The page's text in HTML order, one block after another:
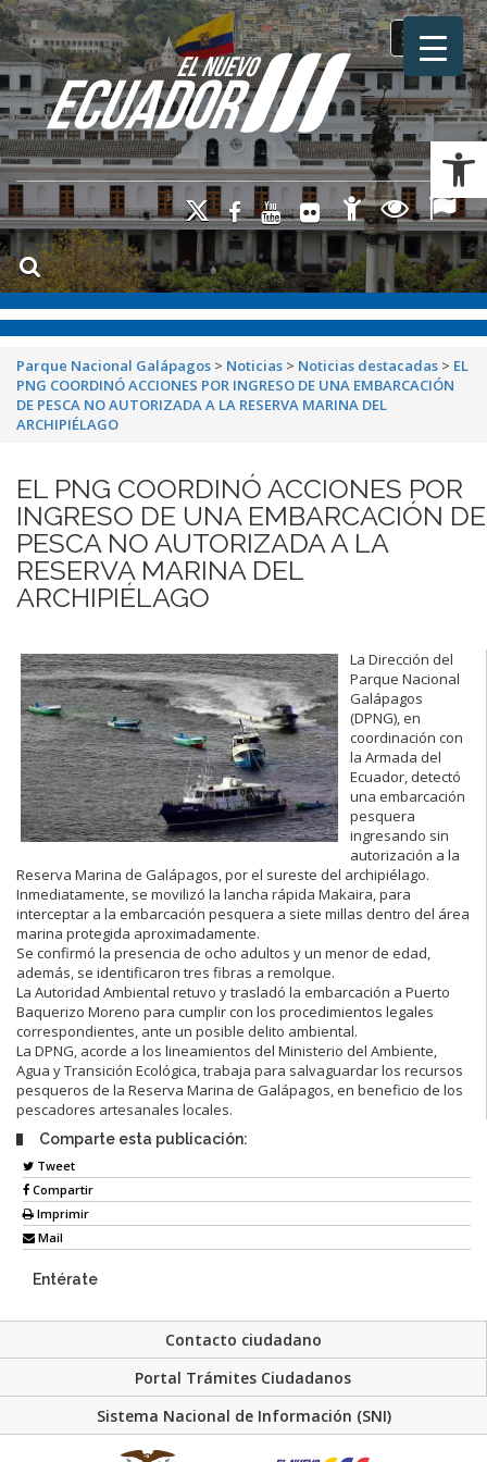
Toggle
Parque Nacional Galápagos > Noticias > Noticias destacadas > EL
PNG COORDINÓ ACCIONES POR INGRESO DE UNA EMBARCACIÓN
DE PESCA NO AUTORIZADA A LA RESERVA MARINA DEL
ARCHIPIÉLAGO
EL PNG COORDINÓ ACCIONES POR
INGRESO DE UNA EMBARCACIÓN DE
PESCA NO AUTORIZADA A LA
RESERVA MARINA DEL
ARCHIPIÉLAGO
La Dirección del
Parque Nacional
Galápagos
(DPNG), en
coordinación con
la Armada del
Ecuador, detectó
una embarcación
pesquera
ingresando sin
autorización a la
Reserva Marina de Galápagos, por el sureste del archipiélago.
Inmediatamente, se movilizó la lancha rápida Makaira, para
interceptar a la embarcación pesquera a siete millas dentro del área
marina protegida aproximadamente.
Se confirmó la presencia de ocho adultos y un menor de edad,
además, se identificaron tres fibras a remolque.
La Autoridad Ambiental retuvo y trasladó la embarcación a Puerto
Baquerizo Moreno para cumplir con los procedimientos legales
correspondientes, ante un posible delito ambiental.
La DPNG, acorde a los lineamientos del Ministerio del Ambiente,
Agua y Transición Ecológica, trabaja para salvaguardar los recursos
pesqueros de la Reserva Marina de Galápagos, en beneficio de los
pescadores artesanales locales.
Comparte esta publicación:
Tweet
Compartir
Imprimir
Mail
Entérate
Contacto ciudadano
Portal Trámites Ciudadanos
Sistema Nacional de Información (SNI)